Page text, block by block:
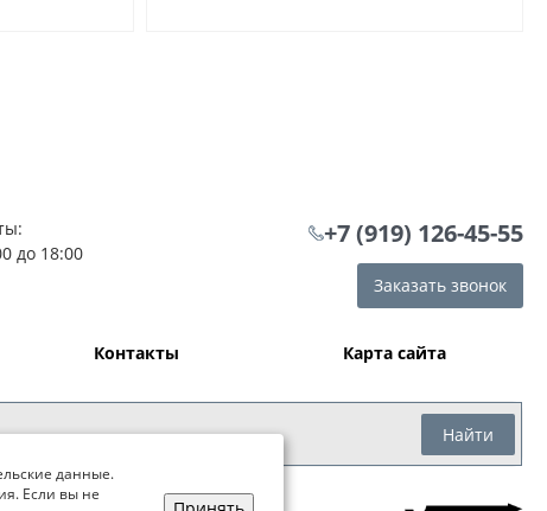
до 18:00
+7 (919) 126-45-55
Заказать звонок
Контакты Карта сайта
Найти
данные.
Если вы не